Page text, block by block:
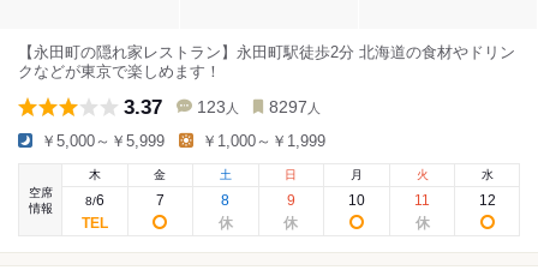
【永田町の隠れ家レストラン】永田町駅徒歩2分 北海道の食材やドリン
クなどが東京で楽しめます！
3.37 123 人 8297 人
￥5,000～￥5,999 ￥1,000～￥1,999
空席
情報
木
8/6
金
7
土
8
日
9
月
10
火
11
水
12